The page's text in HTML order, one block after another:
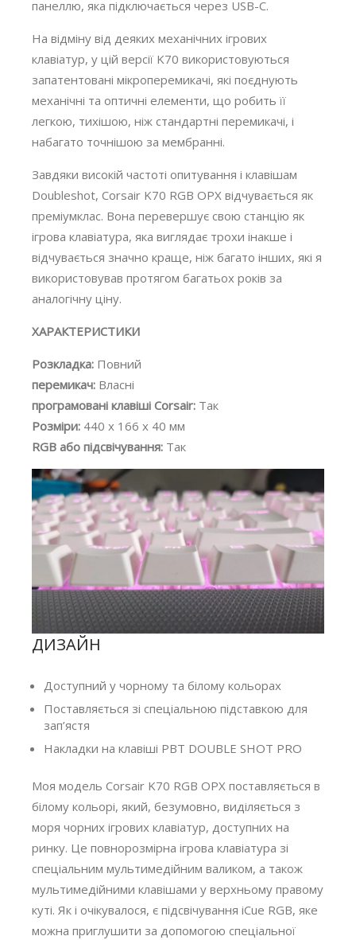
панеллю, яка підключається через USB-C.
На відміну від деяких механічних ігрових
клавіатур, у цій версії K70 використовуються
запатентовані мікроперемикачі, які поєднують
механічні та оптичні елементи, що робить її
легкою, тихішою, ніж стандартні перемикачі, і
набагато точнішою за мембранні.
Завдяки високій частоті опитування і клавішам
Doubleshot, Corsair K70 RGB OPX відчувається як
преміумклас. Вона перевершує свою станцію як
ігрова клавіатура, яка виглядає трохи інакше і
відчувається значно краще, ніж багато інших, які я
використовував протягом багатьох років за
аналогічну ціну.
ХАРАКТЕРИСТИКИ
Розкладка: Повний
перемикач: Власні
програмовані клавіші Corsair: Так
Розміри: 440 x 166 x 40 мм
RGB або підсвічування: Так
ДИЗАЙН
Доступний у чорному та білому кольорах
Поставляється зі спеціальною підставкою для
зап’ястя
Накладки на клавіші PBT DOUBLE SHOT PRO
Моя модель Corsair K70 RGB OPX поставляється в
білому кольорі, який, безумовно, виділяється з
моря чорних ігрових клавіатур, доступних на
ринку. Це повнорозмірна ігрова клавіатура зі
спеціальним мультимедійним валиком, а також
мультимедійними клавішами у верхньому правому
куті. Як і очікувалося, є підсвічування iCue RGB, яке
можна приглушити за допомогою спеціальної